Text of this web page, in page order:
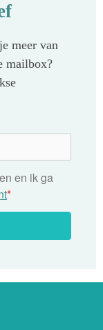
meer van
mailbox?
en ik ga
*